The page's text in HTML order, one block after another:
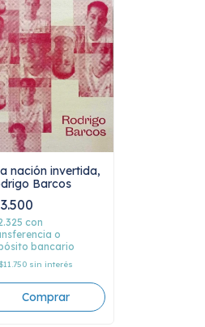
nación invertida,
Barcos
con
o
bancario
$11.750 sin interés